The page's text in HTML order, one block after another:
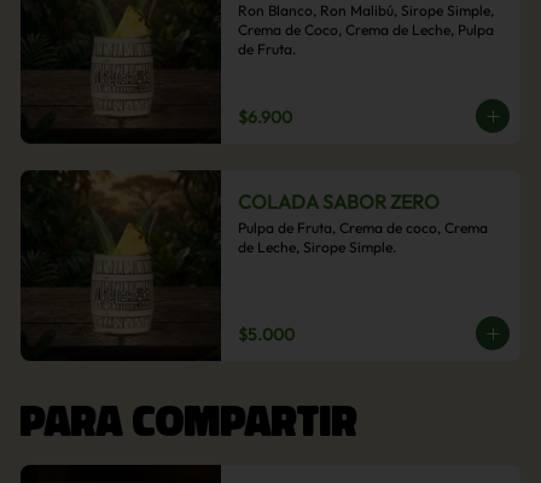
Ron Blanco, Ron Malibú, Sirope Simple,
Crema de Coco, Crema de Leche, Pulpa
de Fruta.
$6.900
COLADA SABOR ZERO
Pulpa de Fruta, Crema de coco, Crema
de Leche, Sirope Simple.
$5.000
PARA COMPARTIR